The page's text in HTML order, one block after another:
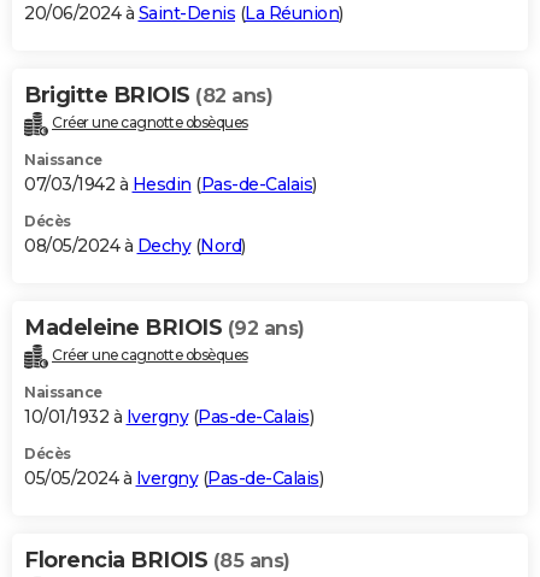
20/06/2024 à Saint-Denis (La Réunion)
Brigitte BRIOIS (82 ans)
Créer une cagnotte obsèques
Naissance
07/03/1942 à Hesdin (Pas-de-Calais)
Décès
08/05/2024 à Dechy(Nord)
Madeleine BRIOIS (92 ans)
Créer une cagnotte obsèques
Naissance
10/01/1932 à Ivergny(Pas-de-Calais)
Décès
05/05/2024 à Ivergny(Pas-de-Calais)
Florencia BRIOIS (85 ans)